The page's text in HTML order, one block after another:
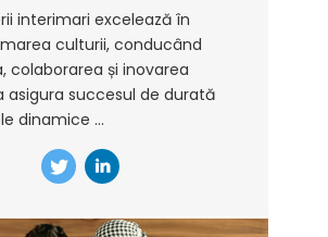
interimari excelează în
culturii, conducând
colaborarea și inovarea
asigura succesul de durată
dinamice ...